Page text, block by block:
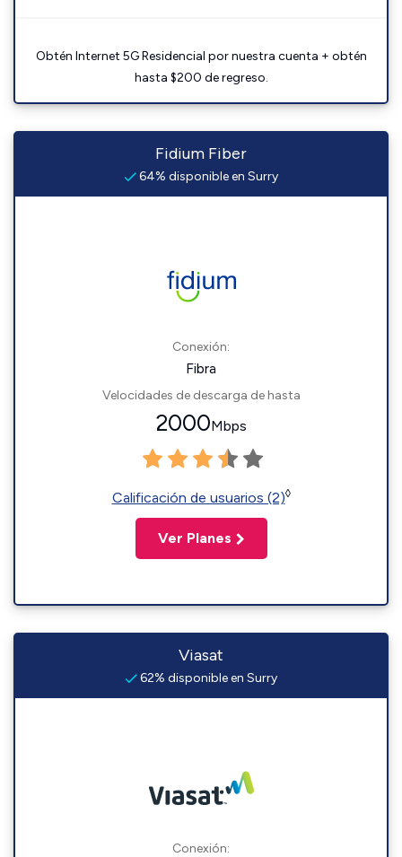
Obtén Internet 5G Residencial por nuestra cuenta + obtén
hasta $200 de regreso.
Fidium Fiber
64% disponible en Surry
Conexión:
Fibra
Velocidades de descarga de hasta
2000Mbps
Calificación de usuarios (2)◊
Ver Planes
Viasat
62% disponible en Surry
Conexión: